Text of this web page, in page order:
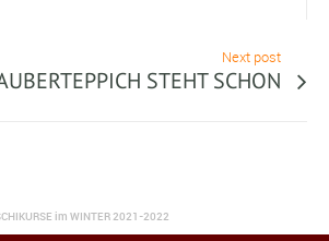
Next post
STEHT SCHON
im WINTER 2021-2022